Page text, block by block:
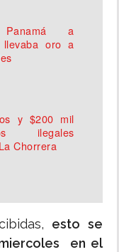
a
llevaba oro a
y $200 mil
ilegales
Chorrera
esto se
en el